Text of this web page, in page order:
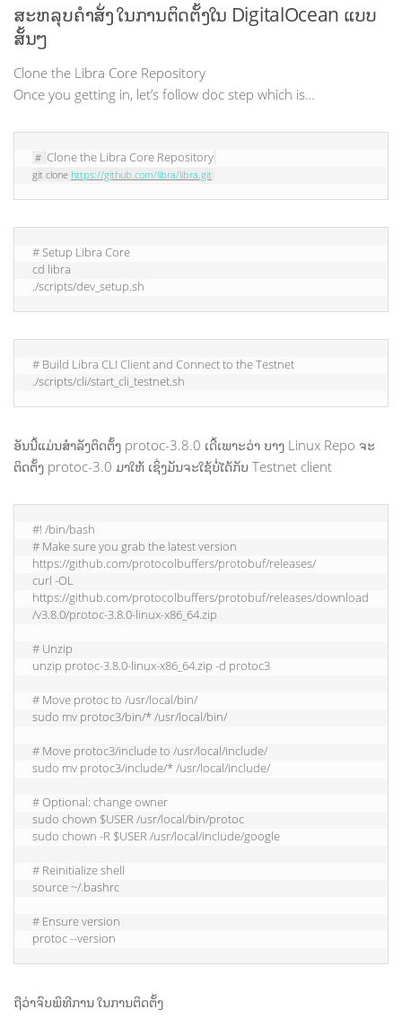
ສະຫລຸບຄຳສັ່ງ ໃນການຕິດຕັ້ງໃນ DigitalOcean ແບບ
ສັ້ນໆ
Clone the Libra Core Repository
Once you getting in, let’s follow doc step which is…
# Clone the Libra Core Repository
git clone https://github.com/libra/libra.git
# Setup Libra Core
cd libra
./scripts/dev_setup.sh
# Build Libra CLI Client and Connect to the Testnet
./scripts/cli/start_cli_testnet.sh
ອັນນີ້ແມ່ນສຳລັງຕິດຕັ້ງ protoc-3.8.0 ເດີ້ເພາະວ່າ ບາງ Linux Repo ຈະ
ຕິດຕັ້ງ protoc-3.0 ມາໃຫ້ ເຊິ່ງມັນຈະໃຊ້ບໍ່ໄດ້ກັບ Testnet client
#! /bin/bash
# Make sure you grab the latest version
https://github.com/protocolbuffers/protobuf/releases/
curl -OL
https://github.com/protocolbuffers/protobuf/releases/download
/v3.8.0/protoc-3.8.0-linux-x86_64.zip
# Unzip
unzip protoc-3.8.0-linux-x86_64.zip -d protoc3
# Move protoc to /usr/local/bin/
sudo mv protoc3/bin/* /usr/local/bin/
# Move protoc3/include to /usr/local/include/
sudo mv protoc3/include/* /usr/local/include/
# Optional: change owner
sudo chown $USER /usr/local/bin/protoc
sudo chown -R $USER /usr/local/include/google
# Reinitialize shell
source ~/.bashrc
# Ensure version
protoc --version
ຖືວ່າຈົບພິທີການ ໃນການຕິດຕັ້ງ